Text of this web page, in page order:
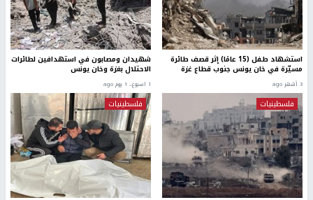
استشهاد طفل (15 عامًا) إثر قصف طائرة
مسيّرة في خان يونس جنوب قطاع غزة
3 أشهر ago
شهيدان ومصابون في استهدافين لطائرات
الاحتلال بغزة وخان يونس
1 اسبوع.، 1 يوم ago
فلسطينيات فلسطينيات